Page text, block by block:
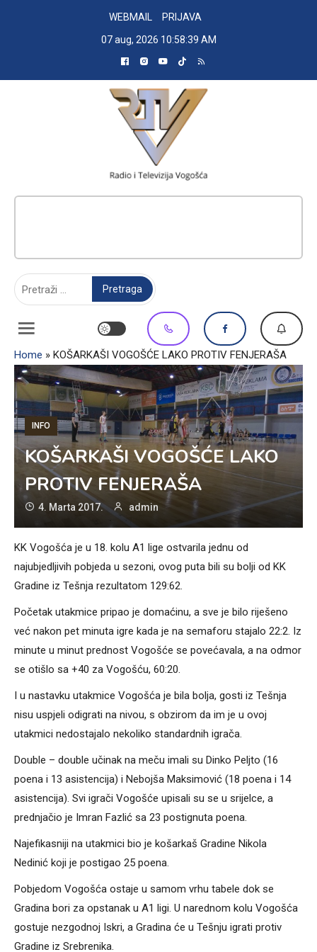
WEBMAIL
PRIJAVA
07 aug, 2026 10:58:40 AM
Home » KOŠARKAŠI VOGOŠĆE LAKO PROTIV FENJERAŠA
INFO
KOŠARKAŠI VOGOŠĆE LAKO
PROTIV FENJERAŠA
4. Marta 2017. admin
KK Vogošća je u 18. kolu A1 lige ostvarila jednu od
najubjedljivih pobjeda u sezoni, ovog puta bili su bolji od KK
Gradine iz Tešnja rezultatom 129:62.
Početak utakmice pripao je domaćinu, a sve je bilo riješeno
već nakon pet minuta igre kada je na semaforu stajalo 22:2. Iz
minute u minut prednost Vogošće se povećavala, a na odmor
se otišlo sa +40 za Vogošću, 60:20.
I u nastavku utakmice Vogošća je bila bolja, gosti iz Tešnja
nisu uspjeli odigrati na nivou, s obzirom da im je u ovoj
utakmici nedostajalo nekoliko standardnih igrača.
Double – double učinak na meču imali su Dinko Peljto (16
poena i 13 asistencija) i Nebojša Maksimović (18 poena i 14
asistencija). Svi igrači Vogošće upisali su se u srijelce, a
prednjačio je Imran Fazlić sa 23 postignuta poena.
Najefikasniji na utakmici bio je košarkaš Gradine Nikola
Nedinić koji je postigao 25 poena.
Pobjedom Vogošća ostaje u samom vrhu tabele dok se
Gradina bori za opstanak u A1 ligi. U narednom kolu Vogošća
gostuje nezgodnoj Iskri, a Gradina će u Tešnju igrati protiv
Gradine iz Srebrenika.